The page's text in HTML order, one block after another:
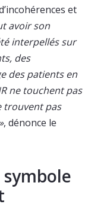
et
avoir son
interpellés sur
des
des patients en
ne touchent pas
trouvent pas
, dénonce le